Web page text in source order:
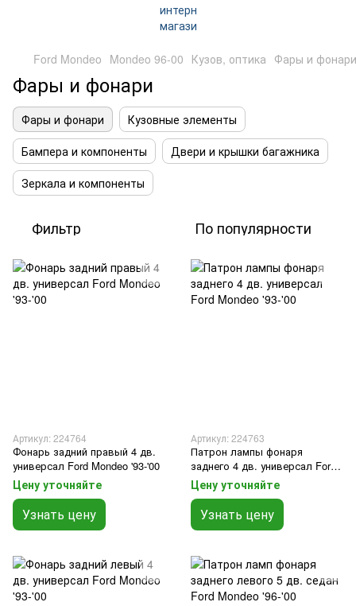
Ford Mondeo Mondeo 96-00 Кузов, оптика Фары и фонари
Фары и фонари
Фары и фонари
Кузовные элементы
Бампера и компоненты
Двери и крышки багажника
Зеркала и компоненты
Фильтр По популярности
Артикул: 224764
Фонарь задний правый 4 дв.
универсал Ford Mondeo '93-'00
Цену уточняйте
Узнать цену
Артикул: 224763
Патрон лампы фонаря
заднего 4 дв. универсал Ford
Mondeo '93-'00
Цену уточняйте
Узнать цену